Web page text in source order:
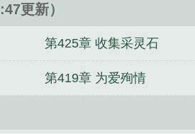
的命运，我们强烈谴责你的涉
一次末日降临 雨常在百度
txt百度 全球危机的 全球危机每
一次末日降临在线观看
局白嫖十亿军火
开局觉醒吞魂天赋
更新）
第425章 收集采灵石
第419章 为爱殉情